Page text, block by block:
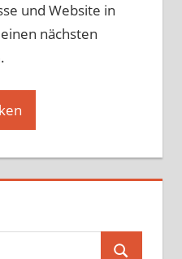
und Website in
nächsten